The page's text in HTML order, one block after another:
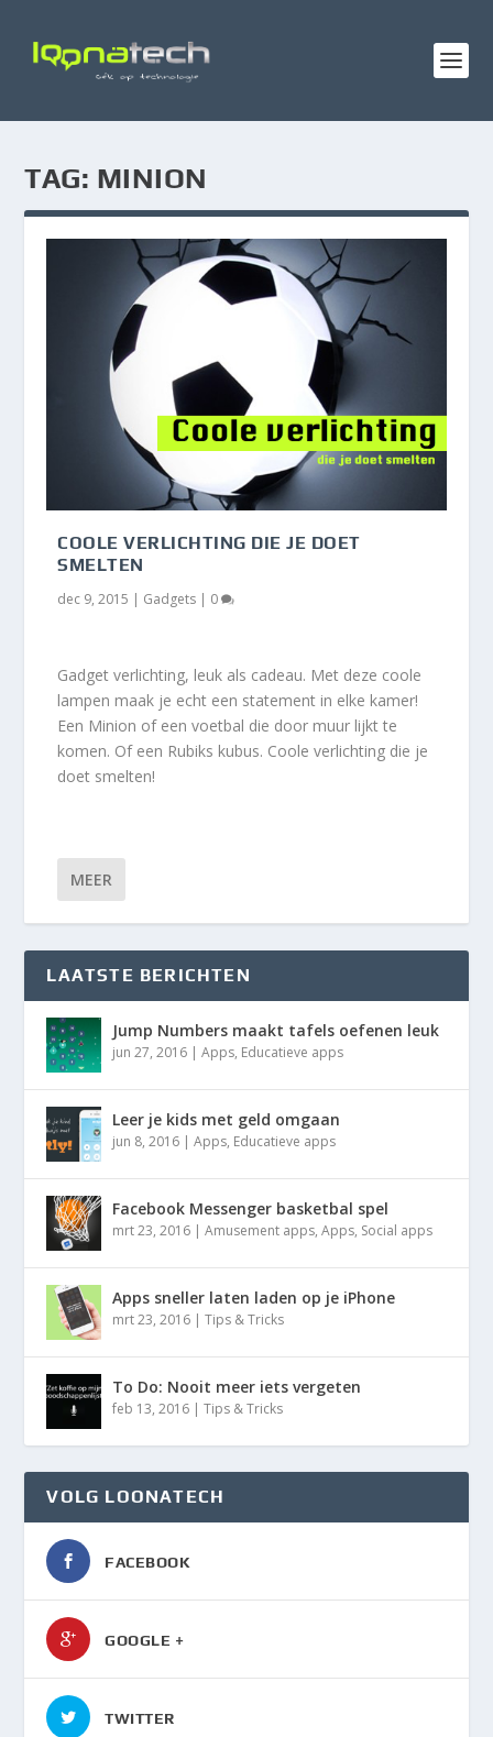
TAG: MINION
COOLE VERLICHTING DIE JE DOET
SMELTEN
dec 9, 2015 | Gadgets | 0
Gadget verlichting, leuk als cadeau. Met deze coole
lampen maak je echt een statement in elke kamer!
Een Minion of een voetbal die door muur lijkt te
komen. Of een Rubiks kubus. Coole verlichting die je
doet smelten!
MEER
LAATSTE BERICHTEN
Jump Numbers maakt tafels oefenen leuk
jun 27, 2016 |Apps, Educatieve apps
Leer je kids met geld omgaan
jun 8, 2016 |Apps, Educatieve apps
Facebook Messenger basketbal spel
mrt 23, 2016 |Amusement apps,Apps, Social apps
Apps sneller laten laden op je iPhone
mrt 23, 2016 |Tips & Tricks
To Do: Nooit meer iets vergeten
feb 13, 2016 |Tips & Tricks
VOLG LOONATECH
FACEBOOK
GOOGLE +
TWITTER